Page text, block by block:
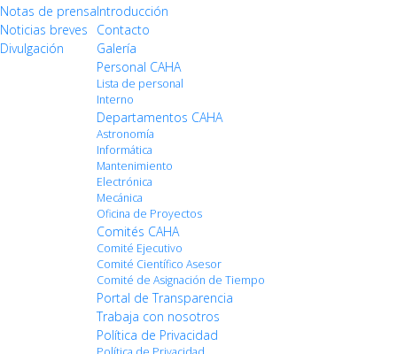
Notas de prensa
Noticias breves
Divulgación
Introducción
Contacto
Galería
Personal CAHA
Lista de personal
Interno
Departamentos CAHA
Astronomía
Informática
Mantenimiento
Electrónica
Mecánica
Oficina de Proyectos
Comités CAHA
Comité Ejecutivo
Comité Científico Asesor
Comité de Asignación de Tiempo
Portal de Transparencia
Trabaja con nosotros
Política de Privacidad